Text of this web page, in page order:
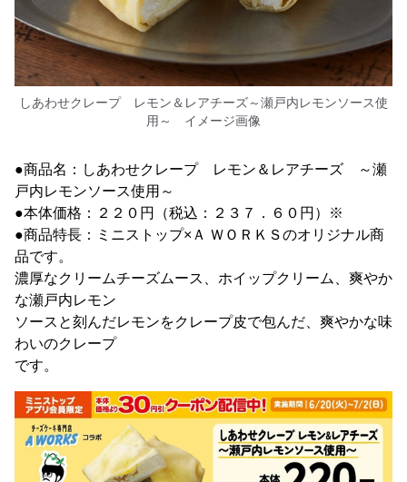
しあわせクレープ レモン＆レアチーズ～瀬戸内レモンソース使
用～ イメージ画像
●商品名：しあわせクレープ レモン＆レアチーズ ～瀬
戸内レモンソース使用～
●本体価格：２２０円（税込：２３７．６０円）※
●商品特長：ミニストップ×Ａ ＷＯＲＫＳのオリジナル商
品です。
濃厚なクリームチーズムース、ホイップクリーム、爽やか
な瀬戸内レモン
ソースと刻んだレモンをクレープ皮で包んだ、爽やかな味
わいのクレープ
です。